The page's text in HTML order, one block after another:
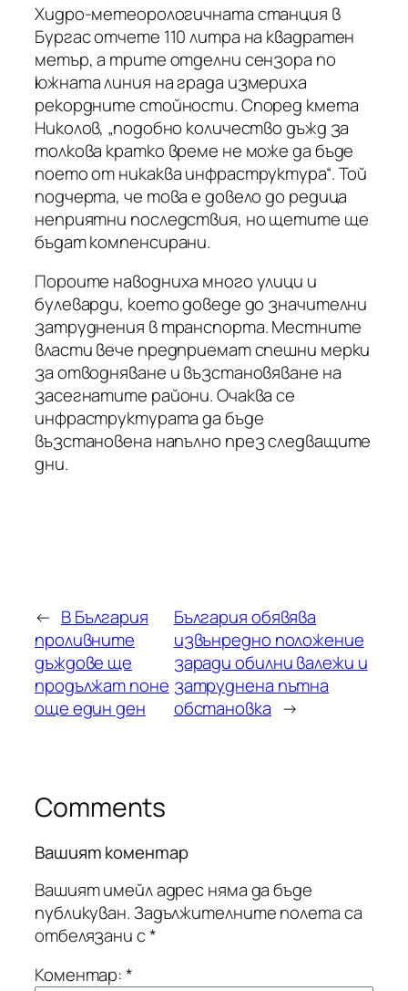
Хидро-метеорологичната станция в
Бургас отчете 110 литра на квадратен
метър, а трите отделни сензора по
южната линия на града измериха
рекордните стойности. Според кмета
Николов, „подобно количество дъжд за
толкова кратко време не може да бъде
поето от никаква инфраструктура“. Той
подчерта, че това е довело до редица
неприятни последствия, но щетите ще
бъдат компенсирани.
Пороите наводниха много улици и
булеварди, което доведе до значителни
затруднения в транспорта. Местните
власти вече предприемат спешни мерки
за отводняване и възстановяване на
засегнатите райони. Очаква се
инфраструктурата да бъде
възстановена напълно през следващите
дни.
← В България
проливните
дъждове ще
продължат поне
още един ден
България обявява
извънредно положение
заради обилни валежи и
затруднена пътна
обстановка →
Comments
Вашият коментар
Вашият имейл адрес няма да бъде
публикуван.Задължителните полета са
отбелязани с*
Коментар:*